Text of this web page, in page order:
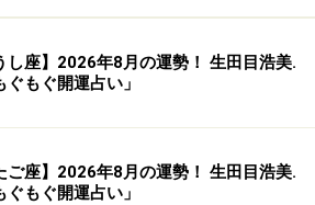
し座】2026年8月の運勢！ 生田目浩美.
ぐもぐ開運占い」
ご座】2026年8月の運勢！ 生田目浩美.
ぐもぐ開運占い」